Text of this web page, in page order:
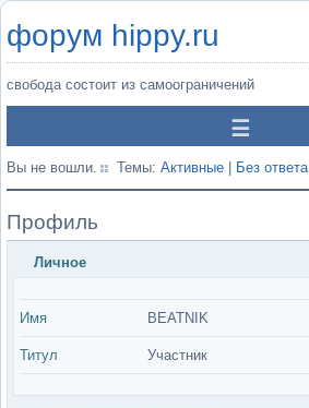
форум hippy.ru
свобода состоит из самоограничений
Вы не вошли. Темы: Активные Без ответа
Профиль
Личное
Имя BEATNIK
Титул Участник